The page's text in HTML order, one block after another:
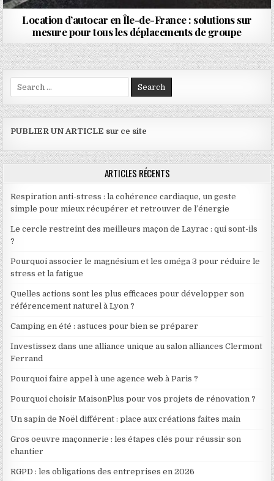
Location d’autocar en Île-de-France : solutions sur
mesure pour tous les déplacements de groupe
Search for:
PUBLIER UN ARTICLE sur ce site
ARTICLES RÉCENTS
Respiration anti-stress : la cohérence cardiaque, un geste
simple pour mieux récupérer et retrouver de l’énergie
Le cercle restreint des meilleurs maçon de Layrac : qui sont-ils
?
Pourquoi associer le magnésium et les oméga 3 pour réduire le
stress et la fatigue
Quelles actions sont les plus efficaces pour développer son
référencement naturel à Lyon ?
Camping en été : astuces pour bien se préparer
Investissez dans une alliance unique au salon alliances Clermont
Ferrand
Pourquoi faire appel à une agence web à Paris ?
Pourquoi choisir MaisonPlus pour vos projets de rénovation ?
Un sapin de Noël différent : place aux créations faites main
Gros oeuvre maçonnerie : les étapes clés pour réussir son
chantier
RGPD : les obligations des entreprises en 2026